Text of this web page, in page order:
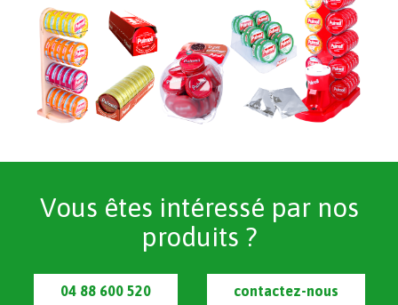
Vous êtes intéressé par nos
produits ?
04 88 600 520 contactez-nous